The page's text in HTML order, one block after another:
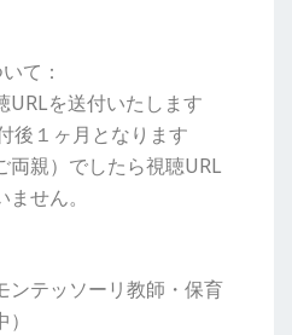
て：
URLを送付いたします
後１ヶ月となります
両親）でしたら視聴URL
せん。
ンテッソーリ教師・保育